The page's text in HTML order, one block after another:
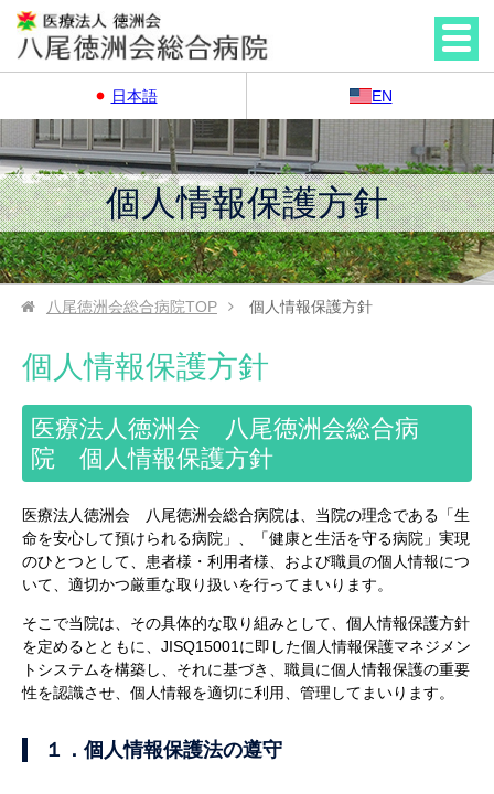
日本語 EN
個人情報保護方針
八尾徳洲会総合病院TOP 個人情報保護方針
個人情報保護方針
医療法人徳洲会 八尾徳洲会総合病
院 個人情報保護方針
医療法人徳洲会 八尾徳洲会総合病院は、当院の理念である「生
命を安心して預けられる病院」、「健康と生活を守る病院」実現
のひとつとして、患者様・利用者様、および職員の個人情報につ
いて、適切かつ厳重な取り扱いを行ってまいります。
そこで当院は、その具体的な取り組みとして、個人情報保護方針
を定めるとともに、JISQ15001に即した個人情報保護マネジメン
トシステムを構築し、それに基づき、職員に個人情報保護の重要
性を認識させ、個人情報を適切に利用、管理してまいります。
１．個人情報保護法の遵守